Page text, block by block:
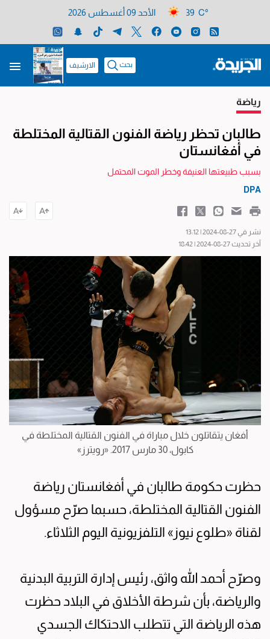
39 C° الأحد 09 أغسطس 2026
بحث الارشيف
رياضة
طالبان تحظر رياضة الفنون القتالية المختلطة
في أفغانستان
بسبب طبيعتها العنيفة وخطر الموت المحتمل
DPA
نشر في 27-08-2024 | 13:12
آخر تحديث 27-08-2024 | 18:42
أفغان يتقاتلون خلال مباراة في الفنون القتالية المختلطة في
كابول، 30 مارس 2017. «رويترز»
حظرت حكومة طالبان في أفغانستان رياضة
الفنون القتالية المختلطة، حسبما صرّح مسؤول
لقناة «طلوع نيوز» التلفزيونية اليوم الثلاثاء.
وصرّح أحمد الله واثق، رئيس إدارة التربية البدنية
والرياضة، بأن شرطة الأخلاق في البلاد حظرت
هذه الرياضة التي تتطلب الاحتكاك الجسدي